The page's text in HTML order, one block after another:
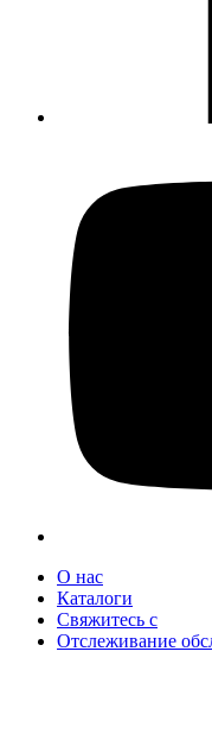
О нас
Каталоги
Свяжитесь с
Отслеживание